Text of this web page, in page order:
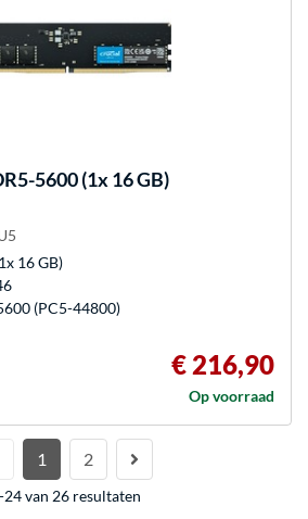
5600 (1x 16 GB)
16 GB)
(PC5-44800)
€ 216,90
Op voorraad
1 2
24 van 26 resultaten